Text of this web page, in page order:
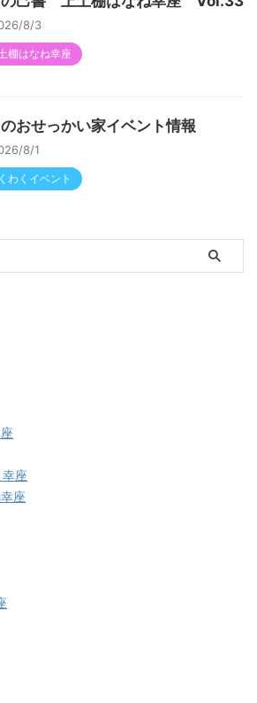
8/3
棚はなね幸座
おせっかい家イベント情報
8/1
わくイベント
座
座